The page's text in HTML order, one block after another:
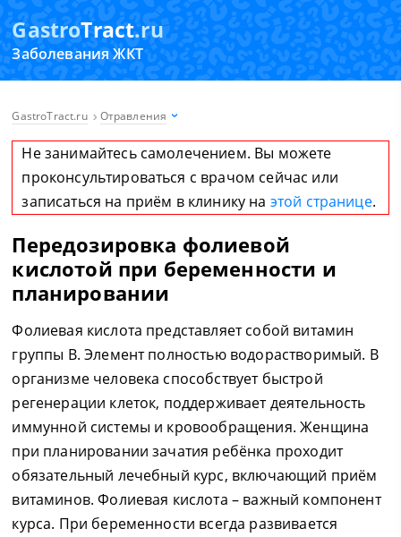
GastroTract.ru
Заболевания ЖКТ
GastroTract.ru Отравления
Не занимайтесь самолечением. Вы можете
проконсультироваться с врачом сейчас или
записаться на приём в клинику на этой странице.
Передозировка фолиевой
кислотой при беременности и
планировании
Фолиевая кислота представляет собой витамин
группы В. Элемент полностью водорастворимый. В
организме человека способствует быстрой
регенерации клеток, поддерживает деятельность
иммунной системы и кровообращения. Женщина
при планировании зачатия ребёнка проходит
обязательный лечебный курс, включающий приём
витаминов. Фолиевая кислота – важный компонент
курса. При беременности всегда развивается